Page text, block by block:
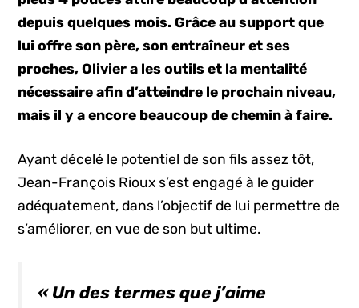
depuis quelques mois. Grâce au support que
lui offre son père, son entraîneur et ses
proches, Olivier a les outils et la mentalité
nécessaire afin d’atteindre le prochain niveau,
mais il y a encore beaucoup de chemin à faire.
Ayant décelé le potentiel de son fils assez tôt,
Jean-François Rioux s’est engagé à le guider
adéquatement, dans l’objectif de lui permettre de
s’améliorer, en vue de son but ultime.
« Un des termes que j’aime